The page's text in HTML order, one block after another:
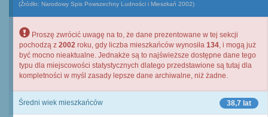
(Źródło: Narodowy Spis Powszechny Ludności i Mieszkań 2002)
Proszę zwrócić uwagę na to, że dane prezentowane w tej sekcji
pochodzą z 2002 roku, gdy liczba mieszkańców wynosiła 134, i mogą już
być mocno nieaktualne. Jednakże są to najświeższe dostępne dane tego
typu dla miejscowości statystycznych dlatego przedstawione są tutaj dla
kompletności w myśl zasady lepsze dane archiwalne, niż żadne.
38,7 lat
Średni wiek mieszkańców